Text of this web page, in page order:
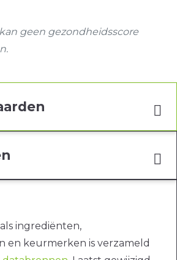
geen gezondheidsscore
ingrediënten,
en keurmerken is verzameld